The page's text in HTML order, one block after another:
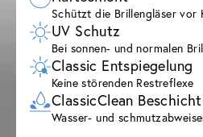
Schützt die Brillengläser vor
UV Schutz
Bei sonnen- und normalen
Classic Entspiegelung
Keine störenden Restreflexe
ClassicClean
Wasser- und